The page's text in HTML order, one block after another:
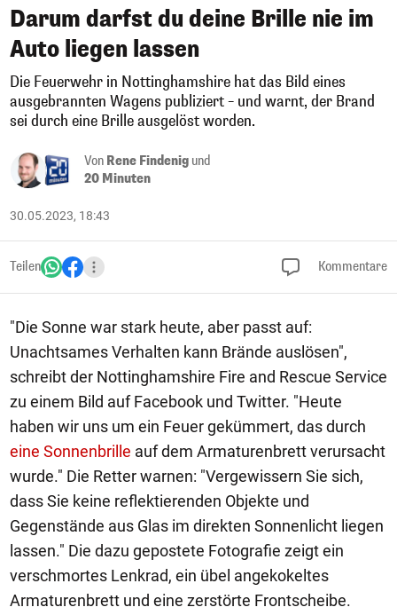
Darum darfst du deine Brille nie im
Auto liegen lassen
Die Feuerwehr in Nottinghamshire hat das Bild eines
ausgebrannten Wagens publiziert – und warnt, der Brand
sei durch eine Brille ausgelöst worden.
Von Rene Findenig und
20 Minuten
30.05.2023, 18:43
Teilen Kommentare
"Die Sonne war stark heute, aber passt auf:
Unachtsames Verhalten kann Brände auslösen",
schreibt der Nottinghamshire Fire and Rescue Service
zu einem Bild auf Facebook und Twitter. "Heute
haben wir uns um ein Feuer gekümmert, das durch
eine Sonnenbrille auf dem Armaturenbrett verursacht
wurde." Die Retter warnen: "Vergewissern Sie sich,
dass Sie keine reflektierenden Objekte und
Gegenstände aus Glas im direkten Sonnenlicht liegen
lassen." Die dazu gepostete Fotografie zeigt ein
verschmortes Lenkrad, ein übel angekokeltes
Armaturenbrett und eine zerstörte Frontscheibe.